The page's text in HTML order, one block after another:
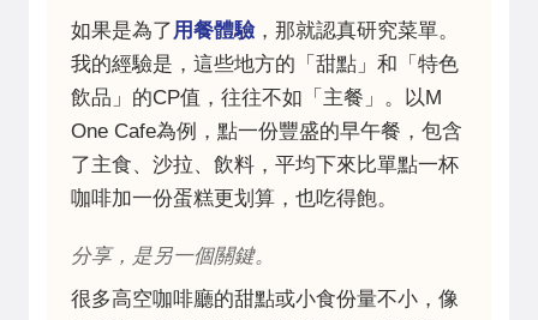
如果是為了 用餐體驗，那就認真研究菜單。
我的經驗是，這些地方的「甜點」和「特色
飲品」的CP值，往往不如「主餐」。以M
One Cafe為例，點一份豐盛的早午餐，包含
了主食、沙拉、飲料，平均下來比單點一杯
咖啡加一份蛋糕更划算，也吃得飽。
分享，是另一個關鍵。
很多高空咖啡廳的甜點或小食份量不小，像